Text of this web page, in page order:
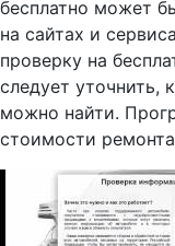
бесплатно может
на сайтах и
проверку на
следует
можно найти.
стоимости